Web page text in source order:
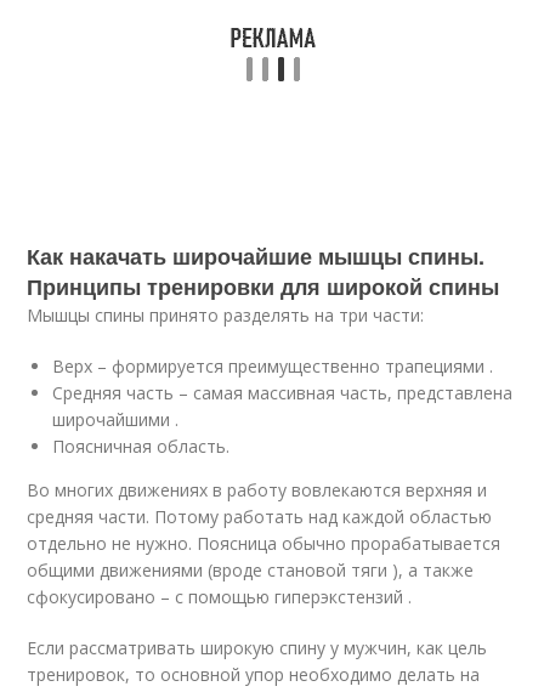
Как накачать широчайшие мышцы спины.
Принципы тренировки для широкой спины
Мышцы спины принято разделять на три части:
Верх – формируется преимущественно трапециями .
Средняя часть – самая массивная часть, представлена
широчайшими .
Поясничная область.
Во многих движениях в работу вовлекаются верхняя и
средняя части. Потому работать над каждой областью
отдельно не нужно. Поясница обычно прорабатывается
общими движениями (вроде становой тяги ), а также
сфокусировано – с помощью гиперэкстензий .
Если рассматривать широкую спину у мужчин, как цель
тренировок, то основной упор необходимо делать на